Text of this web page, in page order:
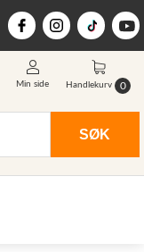
SØK
Min side Handlekurv 0